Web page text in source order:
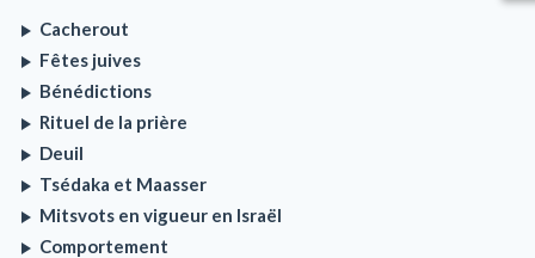
Cacherout
Fêtes juives
Bénédictions
Rituel de la prière
Deuil
Tsédaka et Maasser
Mitsvots en vigueur en Israël
Comportement